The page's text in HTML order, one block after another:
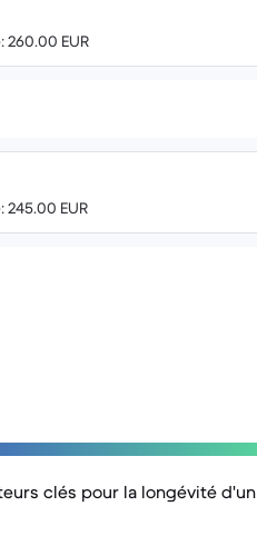
260.00 EUR
245.00 EUR
clés pour la longévité d'un